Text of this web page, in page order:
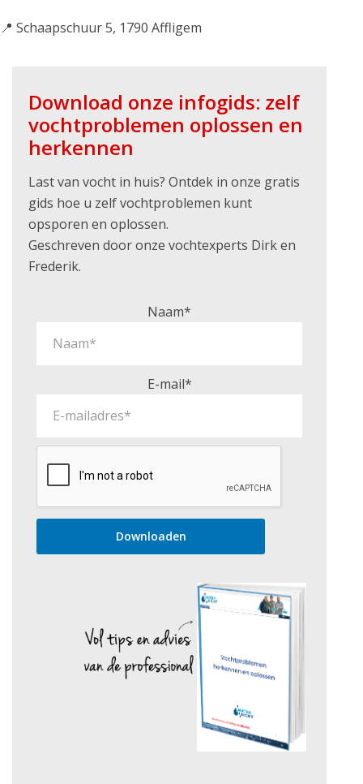
📍 Schaapschuur 5, 1790 Affligem
Download onze infogids: zelf
vochtproblemen oplossen en
herkennen
Last van vocht in huis? Ontdek in onze gratis
gids hoe u zelf vochtproblemen kunt
opsporen en oplossen.
Geschreven door onze vochtexperts Dirk en
Frederik.
Naam*
E-mail*